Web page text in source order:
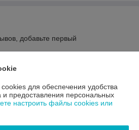
добавьте первый
для обеспечения удобства
и предоставления персональных
настроить файлы cookies или